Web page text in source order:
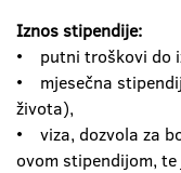
Iznos stipendije:
• putni troškovi do
• mjesečna
života),
• viza, dozvola za
ovom stipendijom,